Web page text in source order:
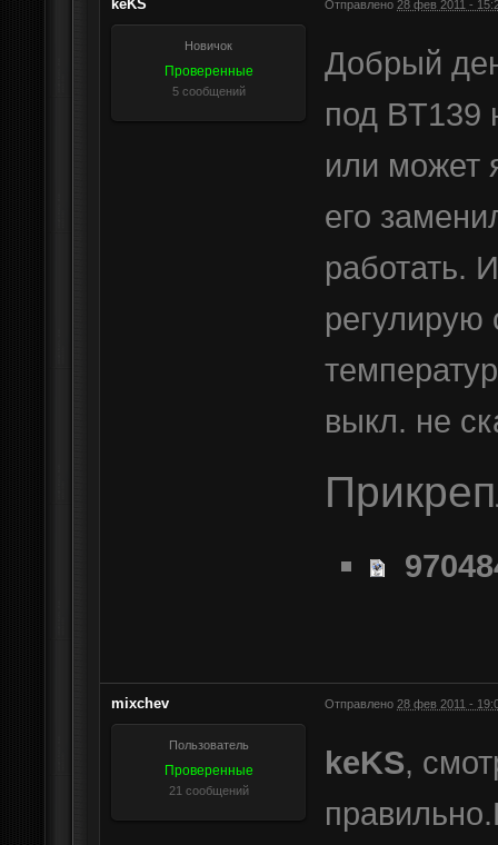
keKS Отправлено 28 фев 2011 -
Новичок
Проверенные
5 сообщений
Добрый
под BT139
или может
его
работать.
выкл. не
mixchev Отправлено 28 фев 2011 -
Пользователь
Проверенные
21 сообщений
keKS,